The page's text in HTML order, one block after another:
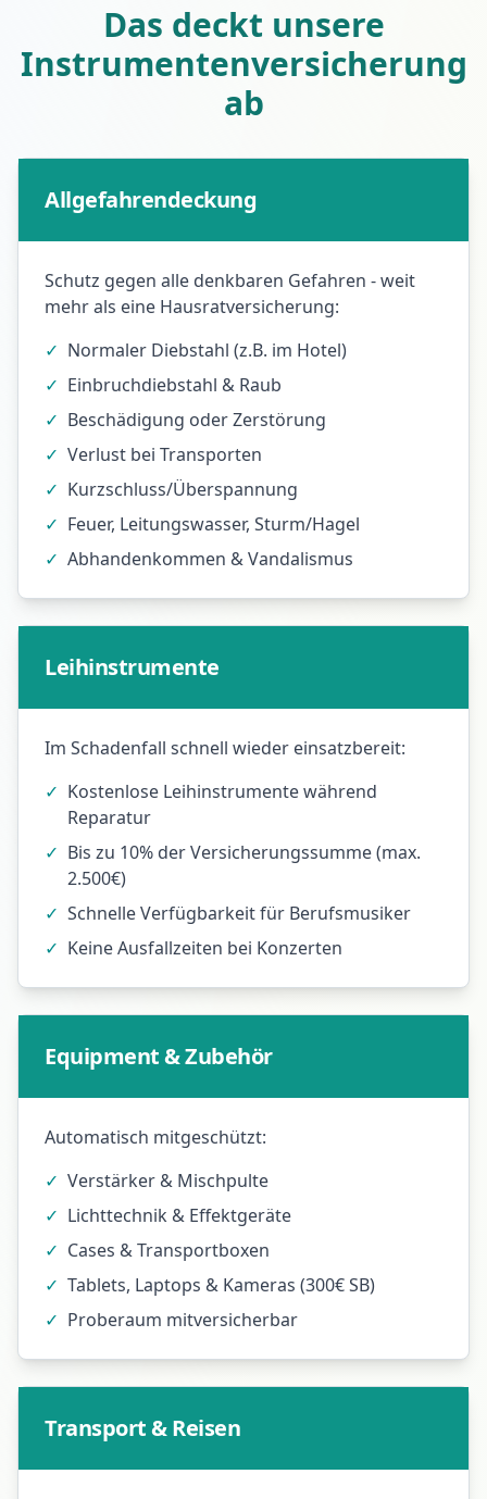
Das deckt unsere
Instrumentenversicherung
ab
Allgefahrendeckung
Schutz gegen alle denkbaren Gefahren - weit
mehr als eine Hausratversicherung:
✓ Normaler Diebstahl (z.B. im Hotel)
✓ Einbruchdiebstahl & Raub
✓ Beschädigung oder Zerstörung
✓ Verlust bei Transporten
✓ Kurzschluss/Überspannung
✓ Feuer, Leitungswasser, Sturm/Hagel
✓ Abhandenkommen & Vandalismus
Leihinstrumente
Im Schadenfall schnell wieder einsatzbereit:
✓ Kostenlose Leihinstrumente während
Reparatur
✓ Bis zu 10% der Versicherungssumme (max.
2.500€)
✓ Schnelle Verfügbarkeit für Berufsmusiker
✓ Keine Ausfallzeiten bei Konzerten
Equipment & Zubehör
Automatisch mitgeschützt:
✓ Verstärker & Mischpulte
✓ Lichttechnik & Effektgeräte
✓ Cases & Transportboxen
✓ Tablets, Laptops & Kameras (300€ SB)
✓ Proberaum mitversicherbar
Transport & Reisen